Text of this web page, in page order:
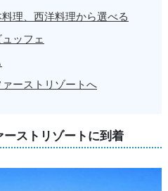
理、西洋料理から選べる
ッフェ
ーストリゾートへ
ストリゾートに到着